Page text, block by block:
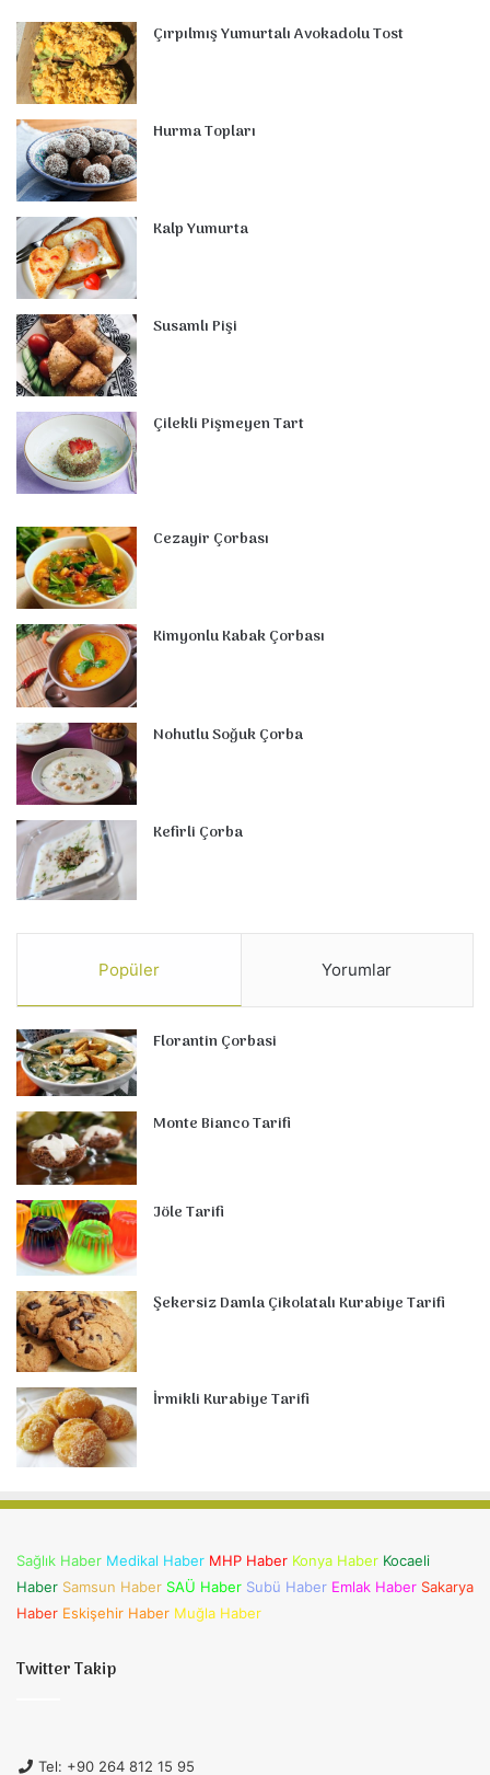
Çırpılmış Yumurtalı Avokadolu Tost
Hurma Topları
Kalp Yumurta
Susamlı Pişi
Çilekli Pişmeyen Tart
Cezayir Çorbası
Kimyonlu Kabak Çorbası
Nohutlu Soğuk Çorba
Kefirli Çorba
Popüler Yorumlar
Florantin Çorbasi
Monte Bianco Tarifi
Jöle Tarifi
Şekersiz Damla Çikolatalı Kurabiye Tarifi
İrmikli Kurabiye Tarifi
Sağlık Haber Medikal Haber MHP Haber Konya Haber Kocaeli
Haber Samsun Haber SAÜ Haber Subü Haber Emlak Haber Sakarya
Haber Eskişehir Haber Muğla Haber
Twitter Takip
Tel: +90 264 812 15 95